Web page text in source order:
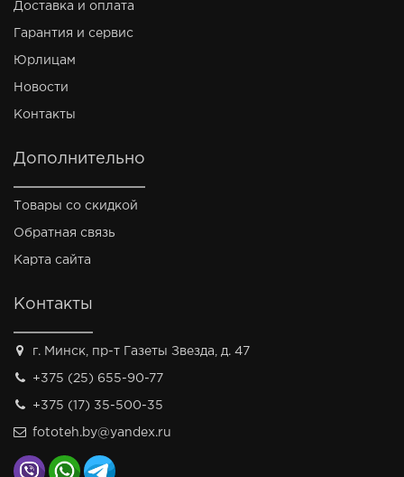
Доставка и оплата
Гарантия и сервис
Юрлицам
Новости
Контакты
Дополнительно
Товары со скидкой
Обратная связь
Карта сайта
Контакты
г. Минск, пр-т Газеты Звезда, д. 47
+375 (25) 655-90-77
+375 (17) 35-500-35
fototeh.by@yandex.ru